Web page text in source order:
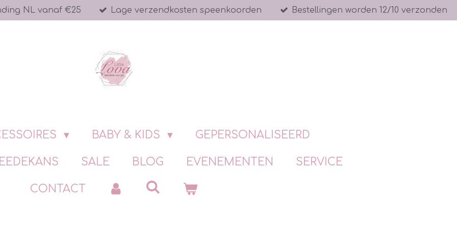
NL vanaf €25 Lage verzendkosten speenkoorden Bestellingen worden 12/10 verzonden
BABY & KIDS GEPERSONALISEERD
SALE BLOG EVENEMENTEN SERVICE
CONTACT